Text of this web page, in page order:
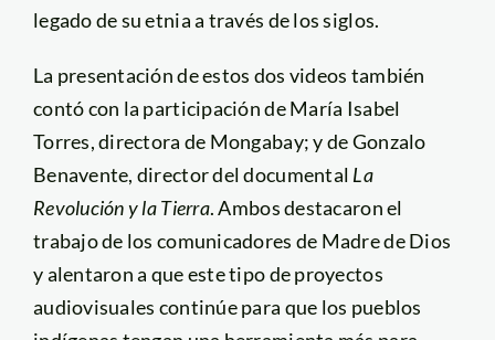
legado de su etnia a través de los siglos.
La presentación de estos dos videos también
contó con la participación de María Isabel
Torres, directora de Mongabay; y de Gonzalo
Benavente, director del documental La
Revolución y la Tierra. Ambos destacaron el
trabajo de los comunicadores de Madre de Dios
y alentaron a que este tipo de proyectos
audiovisuales continúe para que los pueblos